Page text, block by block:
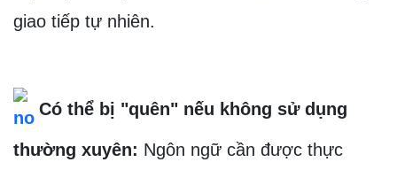
giao tiếp tự nhiên.
Có thể bị "quên" nếu không sử dụng
thường xuyên: Ngôn ngữ cần được thực